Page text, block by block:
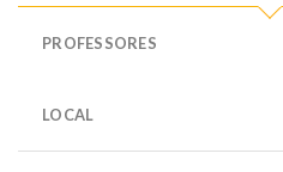
PROFESSORES
LOCAL